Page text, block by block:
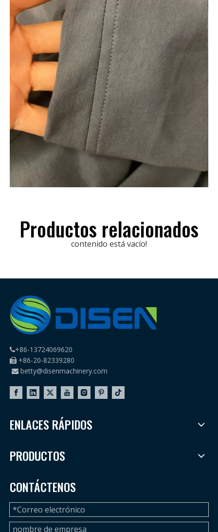
Productos relacionados
contenido está vacío!
+86-13724069620
 +86-20-82339280
 betty@disenmachinery.com
ENLACES RÁPIDOS
PRODUCTOS
CONTÁCTENOS